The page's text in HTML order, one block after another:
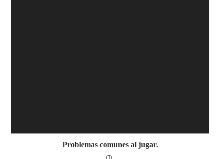
Problemas comunes al jugar.